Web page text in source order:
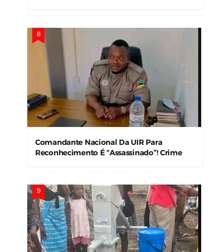
Comandante Nacional Da UIR Para
Reconhecimento É “Assassinado”! Crime